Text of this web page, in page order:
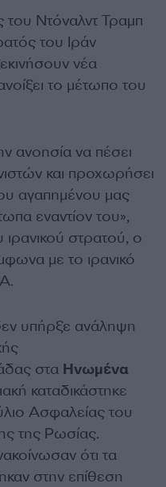
του Ντόναλντ Τραμπ
του Ιράν
νέα
το μέτωπο του
ανοησία να πέσει
και προχωρήσει
αγαπημένου μας
εναντίον του»,
στρατού, ο
με το ιρανικό
υπήρξε ανάληψη
στα Ηνωμένα
καταδικάστηκε
Ασφαλείας του
της Ρωσίας.
ότι τα
στην επίθεση